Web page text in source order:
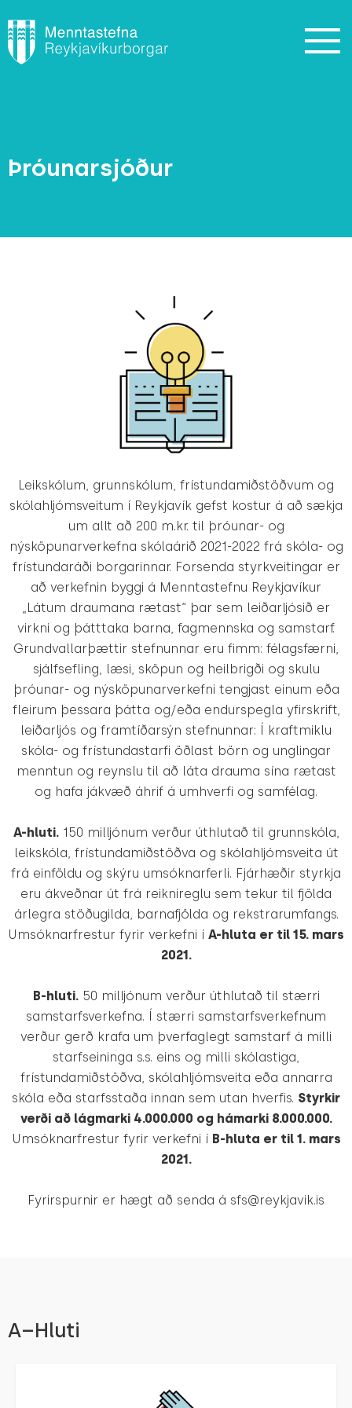
Þróunarsjóður
Leikskólum, grunnskólum, frístundamiðstöðvum og
skólahljómsveitum í Reykjavík gefst kostur á að sækja
um allt að 200 m.kr. til þróunar- og
nýsköpunarverkefna skólaárið 2021-2022 frá skóla- og
frístundaráði borgarinnar. Forsenda styrkveitingar er
að verkefnin byggi á Menntastefnu Reykjavíkur
„Látum draumana rætast“ þar sem leiðarljósið er
virkni og þátttaka barna, fagmennska og samstarf.
Grundvallarþættir stefnunnar eru fimm: félagsfærni,
sjálfsefling, læsi, sköpun og heilbrigði og skulu
þróunar- og nýsköpunarverkefni tengjast einum eða
fleirum þessara þátta og/eða endurspegla yfirskrift,
leiðarljós og framtíðarsýn stefnunnar: Í kraftmiklu
skóla- og frístundastarfi öðlast börn og unglingar
menntun og reynslu til að láta drauma sína rætast
og hafa jákvæð áhrif á umhverfi og samfélag.
A-hluti.150 milljónum verður úthlutað til grunnskóla,
leikskóla, frístundamiðstöðva og skólahljómsveita út
frá einföldu og skýru umsóknarferli. Fjárhæðir styrkja
eru ákveðnar út frá reiknireglu sem tekur til fjölda
árlegra stöðugilda, barnafjölda og rekstrarumfangs.
Umsóknarfrestur fyrir verkefni í A-hluta er til 15. mars
2021.
B-hluti.50 milljónum verður úthlutað til stærri
samstarfsverkefna. Í stærri samstarfsverkefnum
verður gerð krafa um þverfaglegt samstarf á milli
starfseininga s.s. eins og milli skólastiga,
frístundamiðstöðva, skólahljómsveita eða annarra
skóla eða starfsstaða innan sem utan hverfis. Styrkir
verði að lágmarki 4.000.000 og hámarki 8.000.000.
Umsóknarfrestur fyrir verkefni í B-hluta er til 1. mars
2021.
Fyrirspurnir er hægt að senda á sfs@reykjavik.is
A–Hluti